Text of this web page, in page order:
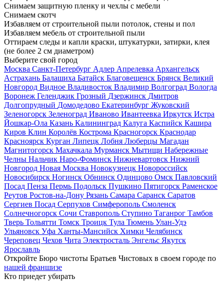
Снимаем защитную пленку и чехлы с мебели
Снимаем скотч
Избавляем от строительной пыли потолок, стены и пол
Избавляем мебель от строительной пыли
Оттираем следы и капли краски, штукатурки, затирки, клея
(не более 2 см диаметром)
Выберите свой город
Москва Санкт-Петербург Адлер Апрелевка Архангельск
Астрахань Балашиха Батайск Благовещенск Брянск Великий
Новгород Видное Владивосток Владимир Волгоград Вологда
Воронеж Геленджик Грозный Дзержинск Дмитров
Долгопрудный Домодедово Екатеринбург Жуковский
Зеленогорск Зеленоград Иваново Ивантеевка Иркутск Истра
Йошкар-Ола Казань Калининград Калуга Каспийск Кашира
Киров Клин Королёв Кострома Красногорск Краснодар
Красноярск Курган Липецк Лобня Люберцы Магадан
Магнитогорск Махачкала Мурманск Мытищи Набережные
Челны Нальчик Наро-Фоминск Нижневартовск Нижний
Новгород Новая Москва Новокузнецк Новороссийск
Новосибирск Ногинск Обнинск Одинцово Омск Павловский
Посад Пенза Пермь Подольск Пушкино Пятигорск Раменское
Реутов Ростов-на-Дону Рязань Самара Саранск Саратов
Сергиев Посад Серпухов Симферополь Смоленск
Солнечногорск Сочи Ставрополь Ступино Таганрог Тамбов
Тверь Тольятти Томск Троицк Тула Тюмень Улан-Удэ
Ульяновск Уфа Ханты-Мансийск Химки Челябинск
Череповец Чехов Чита Электросталь Энгельс Якутск
Ярославль
Откройте Бюро чистоты Братьев Чистовых в своем городе по
нашей франшизе
Кто приедет убирать